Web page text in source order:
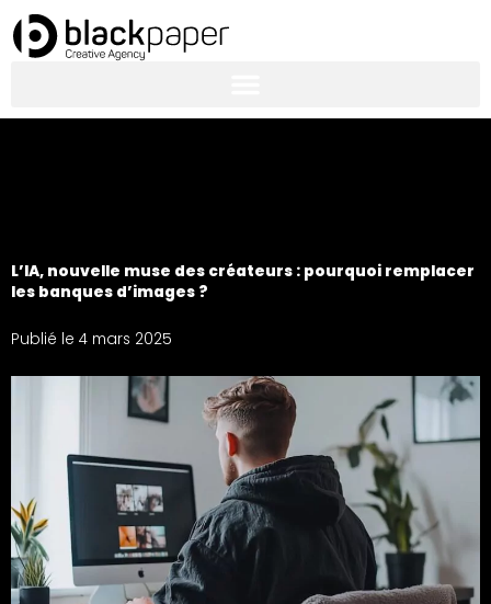
Aller
au
L’IA, nouvelle muse des créateurs : pourquoi remplacer
les banques d’images ?
Publié le 4 mars 2025